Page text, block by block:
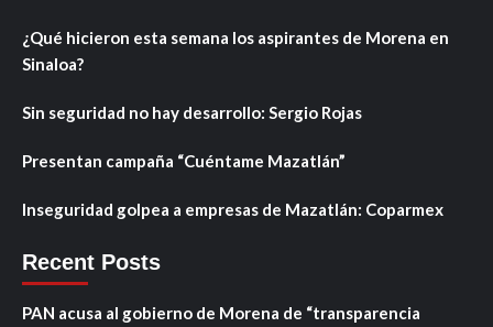
¿Qué hicieron esta semana los aspirantes de Morena en
Sinaloa?
Sin seguridad no hay desarrollo: Sergio Rojas
Presentan campaña “Cuéntame Mazatlán”
Inseguridad golpea a empresas de Mazatlán: Coparmex
Recent Posts
PAN acusa al gobierno de Morena de “transparencia